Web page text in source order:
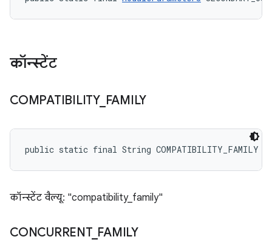
कॉन्स्टेंट
COMPATIBILITY_ FAMILY
public static final String COMPATIBILITY_FAMILY
कॉन्स्टेंट वैल्यू: "compatibility_family"
CONCURRENT_ FAMILY